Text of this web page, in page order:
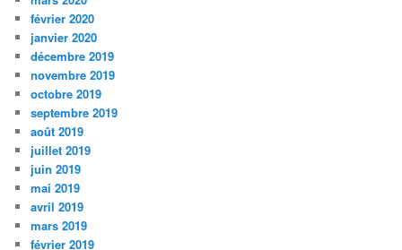
février 2020
janvier 2020
décembre 2019
novembre 2019
octobre 2019
septembre 2019
août 2019
juillet 2019
juin 2019
mai 2019
avril 2019
mars 2019
février 2019